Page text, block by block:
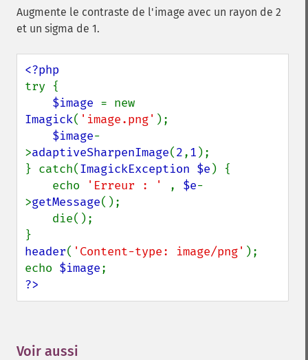
Augmente le contraste de l'image avec un rayon de 2
et un sigma de 1.
try {
$image
Imagick( 'image.png' );
$image-
>adaptiveSharpenImage(2,1 );
} catch(ImagickException $e ) {
    echo
'Erreur : ' , $e-
>getMessage();
header( 'Content-type: image/png' );
echo $image
?>
Voir aussi